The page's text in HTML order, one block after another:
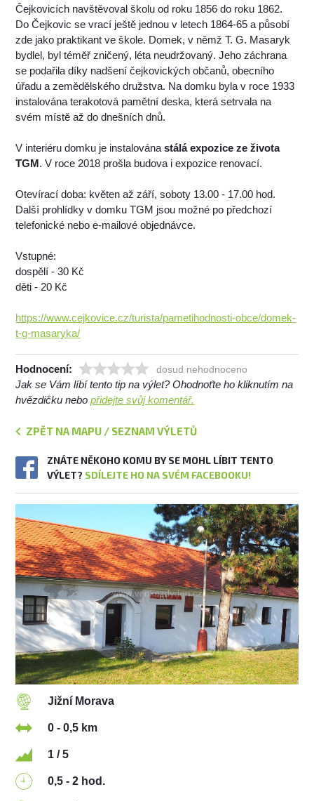
Čejkovicích navštěvoval školu od roku 1856 do roku 1862.
Do Čejkovic se vrací ještě jednou v letech 1864-65 a působí
zde jako praktikant ve škole. Domek, v němž T. G. Masaryk
bydlel, byl téměř zničený, léta neudržovaný. Jeho záchrana
se podařila díky nadšení čejkovických občanů, obecního
úřadu a zemědělského družstva. Na domku byla v roce 1933
instalována terakotová pamětní deska, která setrvala na
svém místě až do dnešních dnů.
V interiéru domku je instalovánastálá expozice ze života
TGM. V roce 2018 prošla budova i expozice renovací.
Otevírací doba: květen až září, soboty 13.00 - 17.00 hod.
Další prohlídky v domku TGM jsou možné po předchozí
telefonické nebo e-mailové objednávce.
Vstupné:
dospělí - 30 Kč
děti - 20 Kč
https://www.cejkovice.cz/turista/pametihodnosti-obce/domek-
t-g-masaryka/
Hodnocení: dosud nehodnoceno
Jak se Vám líbí tento tip na výlet? Ohodnoťte ho kliknutím na
hvězdičku nebopřidejte svůj komentář.
ZPĚT NA MAPU / SEZNAM VÝLETŮ
ZNÁTE NĚKOHO KOMU BY SE MOHL LÍBIT TENTO
VÝLET? SDÍLEJTE HO NA SVÉM FACEBOOKU!
Jižní Morava
0 - 0,5 km
1 / 5
0,5 - 2 hod.